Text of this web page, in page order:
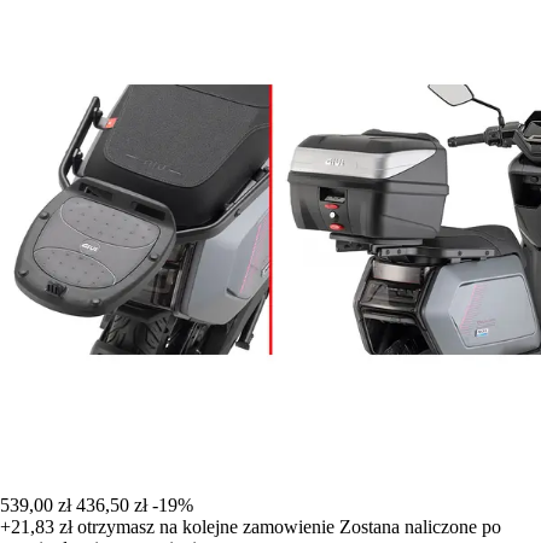
539,00 zł 436,50 zł -19%
+21,83 złotrzymasz na kolejne zamowienie Zostana naliczone po